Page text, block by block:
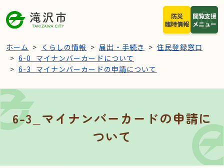
閲覧支援
メニュー
防災
臨時情報
ホーム くらしの情報 届出・手続き
住民登録窓口
6-0_マイナンバーカードについて
6-3_マイナンバーカードの申請について
6-3_マイナンバーカードの申請に
ついて